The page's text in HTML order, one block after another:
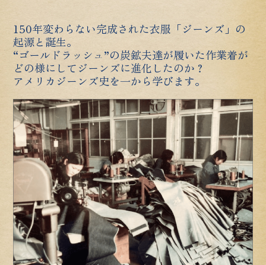
150年変わらない完成された衣服「ジーンズ」の
起源と誕生。
“ゴールドラッシュ”の炭鉱夫達が履いた作業着が
どの様にしてジーンズに進化したのか？
アメリカジーンズ史を一から学びます。